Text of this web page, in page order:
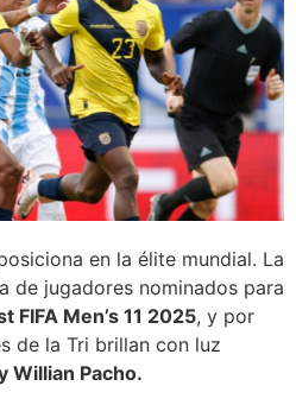
en la élite mundial. La
de jugadores nominados para
FIFA Men’s 11 2025, y por
de la Tri brillan con luz
Willian Pacho.